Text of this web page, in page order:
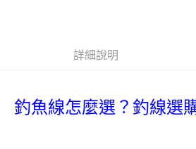
２．關於個人資料處理事宜，請瀏覽以下網址：
每筆NT$60，滿NT$1,200(含以上)免運費
每筆NT$100，滿NT$2,000(含以上)免運
詳細說明
釣魚線怎麼選？釣線選